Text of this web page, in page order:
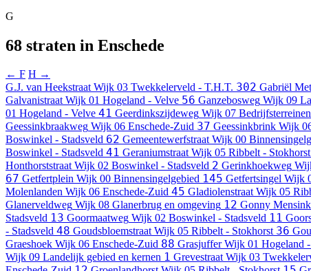
G
68 straten in Enschede
← F H →
G.J. van Heekstraat Wijk 03 Twekkelerveld - T.H.T. 302 Gabriël
Galvanistraat Wijk 01 Hogeland - Velve 56 Ganzebosweg Wijk 09
01 Hogeland - Velve 41 Geerdinkszijdeweg Wijk 07
Geessinkbraakweg Wijk 06 Enschede-Zuid 37 Geessinkbrink Wijk
Boswinkel - Stadsveld 62 Gemeentewerfstraat Wijk 00
Boswinkel - Stadsveld 41 Geraniumstraat Wijk 05 Ribbelt - Stokhorst
Honthorststraat Wijk 02 Boswinkel - Stadsveld 2 Gerinkhoekweg
67 Getfertplein Wijk 00 Binnensingelgebied 145 Getfertsingel Wijk
Molenlanden Wijk 06 Enschede-Zuid 45 Gladiolenstraat Wijk 05
Glanerveldweg Wijk 08 Glanerbrug en omgeving 12 Gonny
Stadsveld 13 Goormaatweg Wijk 02 Boswinkel - Stadsveld 11
- Stadsveld 48 Goudsbloemstraat Wijk 05 Ribbelt - Stokhorst 36
Graeshoek Wijk 06 Enschede-Zuid 88 Grasjuffer Wijk 01 Hogeland
Wijk 09 Landelijk gebied en kernen 1 Grevestraat Wijk 03